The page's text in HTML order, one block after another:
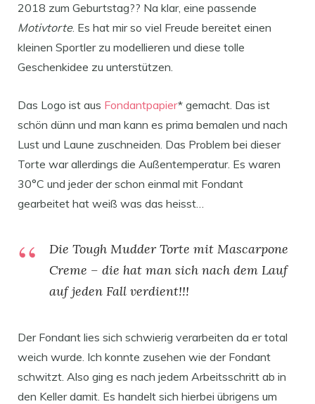
2018 zum Geburtstag?? Na klar, eine passende
Motivtorte. Es hat mir so viel Freude bereitet einen
kleinen Sportler zu modellieren und diese tolle
Geschenkidee zu unterstützen.
Das Logo ist aus Fondantpapier* gemacht. Das ist
schön dünn und man kann es prima bemalen und nach
Lust und Laune zuschneiden. Das Problem bei dieser
Torte war allerdings die Außentemperatur. Es waren
30°C und jeder der schon einmal mit Fondant
gearbeitet hat weiß was das heisst…
Die Tough Mudder Torte mit Mascarpone
Creme – die hat man sich nach dem Lauf
auf jeden Fall verdient!!!
Der Fondant lies sich schwierig verarbeiten da er total
weich wurde. Ich konnte zusehen wie der Fondant
schwitzt. Also ging es nach jedem Arbeitsschritt ab in
den Keller damit. Es handelt sich hierbei übrigens um